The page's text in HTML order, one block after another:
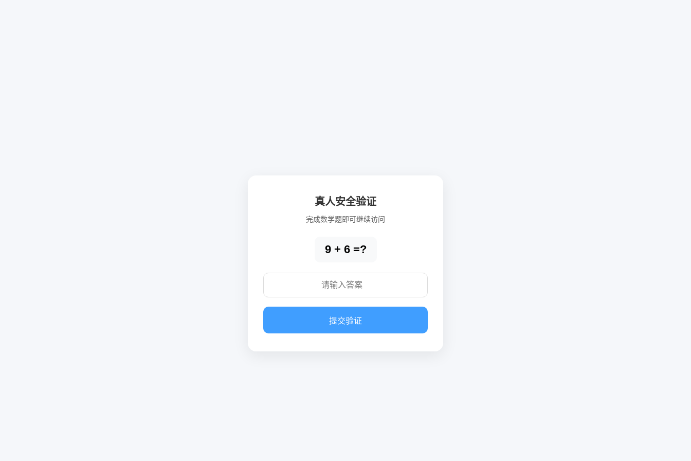
真人安全验证
完成数学题即可继续访问
9 + 6 =?
提交验证